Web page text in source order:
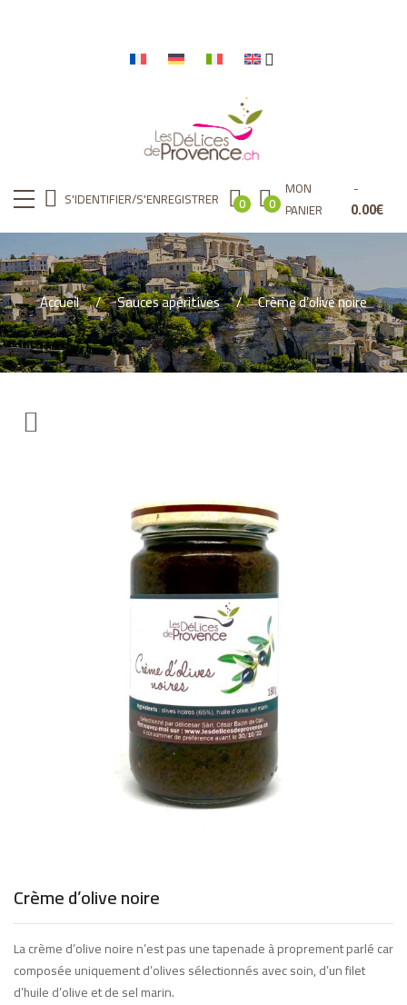
S'IDENTIFIER/S'ENREGISTRER 0 0
MON
PANIER
0.00€
Accueil Sauces apéritives Crème d’olive noire
Crème d’olive noire
La crème d’olive noire n’est pas une tapenade à proprement parlé car
composée uniquement d’olives sélectionnés avec soin, d’un filet
d’huile d’olive et de sel marin.